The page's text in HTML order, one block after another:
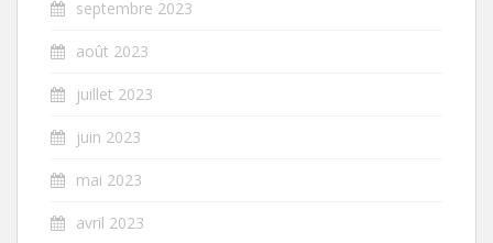
septembre 2023
août 2023
juillet 2023
juin 2023
mai 2023
avril 2023